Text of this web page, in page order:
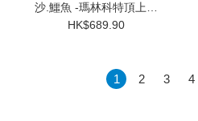
沙.鱷魚 -瑪林科特頂上決
戰-
HK$689.90
1 2 3 4